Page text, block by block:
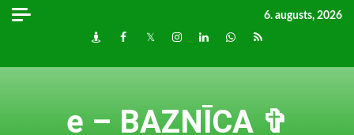
Skip
6. augusts, 2026
DraugiemFacebook
TwitterInstagram
LinkedInwhatsapp
RSS
e – BAZNĪCA ✞